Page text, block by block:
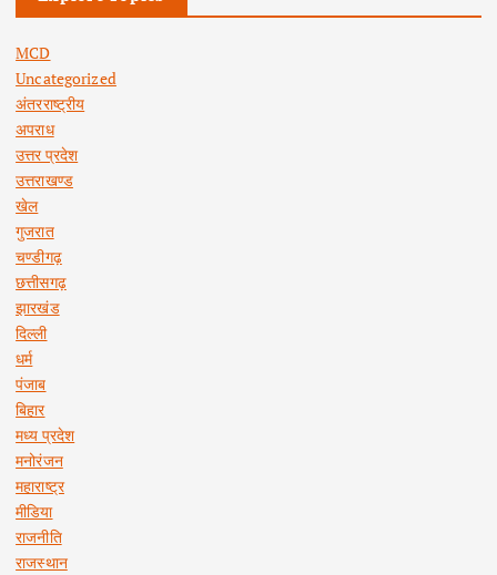
MCD
Uncategorized
अंतरराष्ट्रीय
अपराध
उत्तर प्रदेश
उत्तराखण्ड
खेल
गुजरात
चण्डीगढ़
छत्तीसगढ़
झारखंड
दिल्ली
धर्म
पंजाब
बिहार
मध्य प्रदेश
मनोरंजन
महाराष्ट्र
मीडिया
राजनीति
राजस्थान